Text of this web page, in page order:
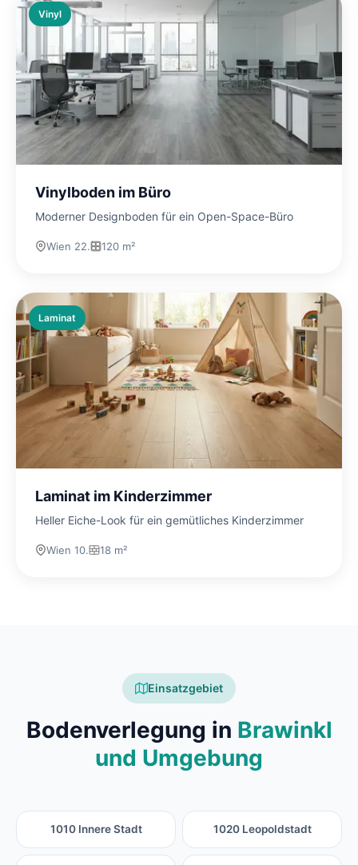
Vinyl
Vinylboden im Büro
Moderner Designboden für ein Open-Space-Büro
Wien 22. 120 m²
Laminat
Laminat im Kinderzimmer
Heller Eiche-Look für ein gemütliches Kinderzimmer
Wien 10. 18 m²
Einsatzgebiet
Bodenverlegung in Brawinkl
und Umgebung
1010 Innere Stadt 1020 Leopoldstadt